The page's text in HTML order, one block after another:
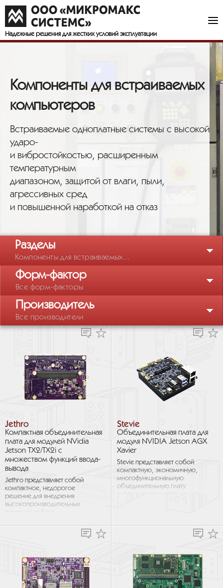
Надежные решения для жестких условий эксплуатации
Компоненты для встраиваемых
компьютеров
Встраиваемые одноплатные системы с высокой
ударо-
и вибростойкостью, расширенным
температурным
диапазоном, защитой от влаги, пыли,
агрессивных сред
и повышенной наработкой на отказ
Разделы
Компоненты для встраиваемых...
Форм-фактор
Все форм-факторы
Производитель
Все производители
Jethro
Компактная объединительная
плата для модулей NVidia
Jetson TX2/TX2i с
множеством функций ввода-
вывода
Jethro представляет собой
компактное, недорогое
решение для внедрения
высокопроизводительных
решений на базе
Stevie
Объединительная плата для
модуля NVIDIA Jetson AGX
Xavier
Stevie представляет собой
компактную, экономичную,
многофункциональную
объединительную плату